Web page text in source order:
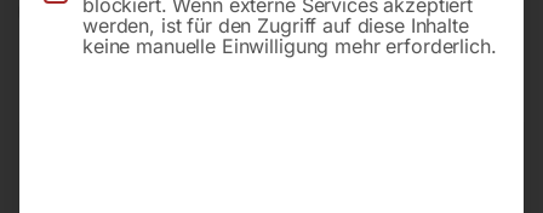
In den Warenkorb
werden, ist für den Zugriff auf diese Inhalte
keine manuelle Einwilligung mehr erforderlich.